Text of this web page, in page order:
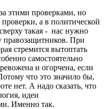
этими проверками, но
а в политической
такая - нас нужно
При
стремится вытоптать
самостоятельно
и огорчена, если
что это значило бы,
нет. А надо сказать, что
идеи
Именно так.